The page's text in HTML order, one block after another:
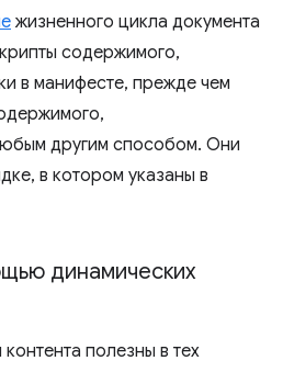
жизненного цикла документа
содержимого,
в манифесте, прежде чем
другим способом. Они
в котором указаны в
динамических
полезны в тех